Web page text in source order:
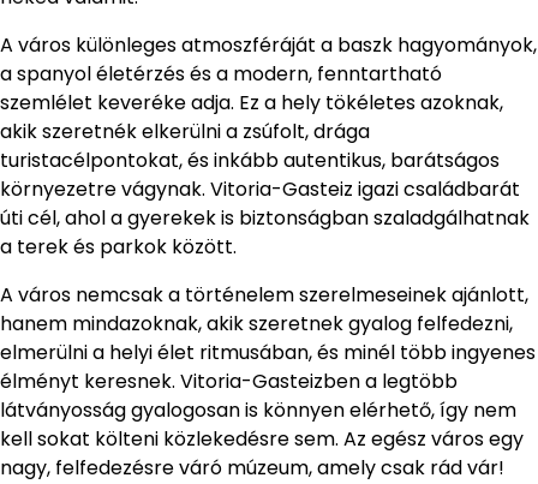
A város különleges atmoszféráját a baszk hagyományok,
a spanyol életérzés és a modern, fenntartható
szemlélet keveréke adja. Ez a hely tökéletes azoknak,
akik szeretnék elkerülni a zsúfolt, drága
turistacélpontokat, és inkább autentikus, barátságos
környezetre vágynak. Vitoria-Gasteiz igazi családbarát
úti cél, ahol a gyerekek is biztonságban szaladgálhatnak
a terek és parkok között.
A város nemcsak a történelem szerelmeseinek ajánlott,
hanem mindazoknak, akik szeretnek gyalog felfedezni,
elmerülni a helyi élet ritmusában, és minél több ingyenes
élményt keresnek. Vitoria-Gasteizben a legtöbb
látványosság gyalogosan is könnyen elérhető, így nem
kell sokat költeni közlekedésre sem. Az egész város egy
nagy, felfedezésre váró múzeum, amely csak rád vár!